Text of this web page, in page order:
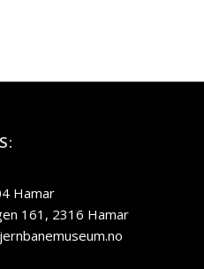
Hamar
161, 2316 Hamar